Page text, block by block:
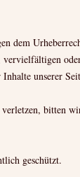
dem
unserer
bitten
geschützt.